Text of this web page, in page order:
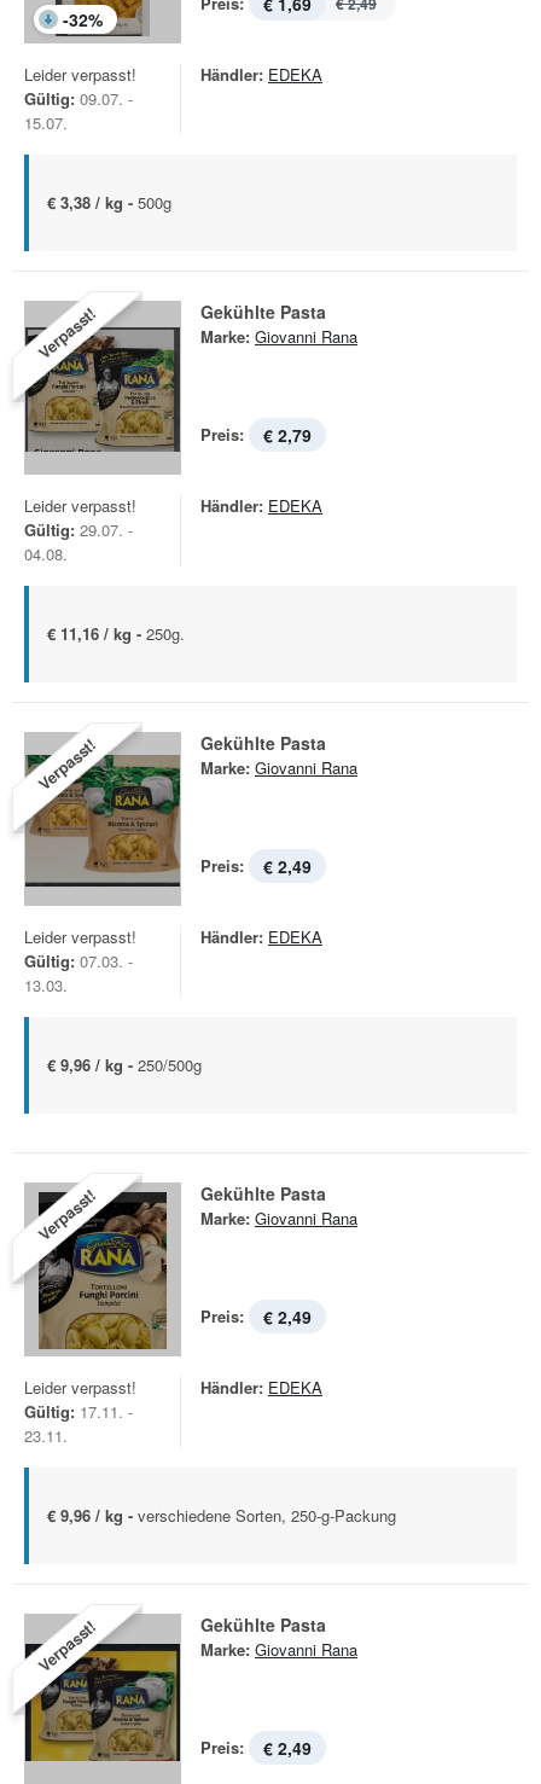
-32%
Leider verpasst!
Gültig: 09.07. -
15.07.
Händler: EDEKA
€ 3,38 / kg - 500g
Verpasst! Gekühlte Pasta
Marke: Giovanni Rana
Preis: € 2,79
Leider verpasst!
Gültig: 29.07. -
04.08.
Händler: EDEKA
€ 11,16 / kg - 250g.
Verpasst! Gekühlte Pasta
Marke: Giovanni Rana
Preis: € 2,49
Leider verpasst!
Gültig: 07.03. -
13.03.
Händler: EDEKA
€ 9,96 / kg - 250/500g
Verpasst! Gekühlte Pasta
Marke: Giovanni Rana
Preis: € 2,49
Leider verpasst!
Gültig: 17.11. -
23.11.
Händler: EDEKA
€ 9,96 / kg - verschiedene Sorten, 250-g-Packung
Verpasst! Gekühlte Pasta
Marke: Giovanni Rana
Preis: € 2,49